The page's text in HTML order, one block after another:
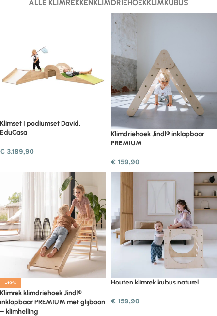
ALLE KLIMREKKEN KLIMDRIEHOEKKLIMKUBUS
Klimset | podiumset David,
EduCasa
€ 3.189,90
Klimdriehoek Jindl® inklapbaar
PREMIUM
€ 159,90
-19%
Klimrek klimdriehoek Jindl®
inklapbaar PREMIUM met glijbaan
– klimhelling
Houten klimrek kubus naturel
€ 159,90